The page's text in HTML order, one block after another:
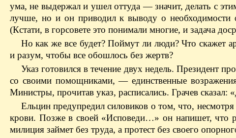
ума, не выдержал и ушел оттуда — значит, делать с
лучше, но и он приводил к выводу о необходимости
(Кстати, в горсовете это понимали многие, и задача
Но как же все будет? Поймут ли люди? Что скажет
и разум, чтобы все обошлось без жертв?
Указ готовился в течение двух недель. Президент
со своими помощниками, — единственные
Министры, прочитав указ, расписались. Грачев сказал:
Ельцин предупредил силовиков о том, что,
крови. Позже в своей «Исповеди…» он напишет, что
милиция займет без труда, а протест без своего